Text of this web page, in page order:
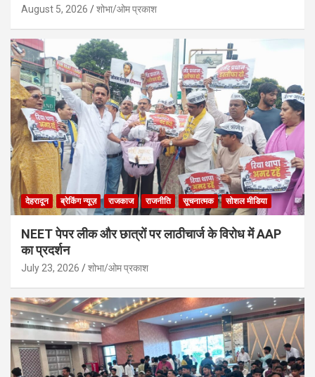
August 5, 2026 शोभा/ओम प्रकाश
देहरादून ब्रेकिंग न्यूज़ राजकाज राजनीति सूचनात्मक सोशल मीडिया
NEET पेपर लीक और छात्रों पर लाठीचार्ज के विरोध में AAP
का प्रदर्शन
July 23, 2026 शोभा/ओम प्रकाश